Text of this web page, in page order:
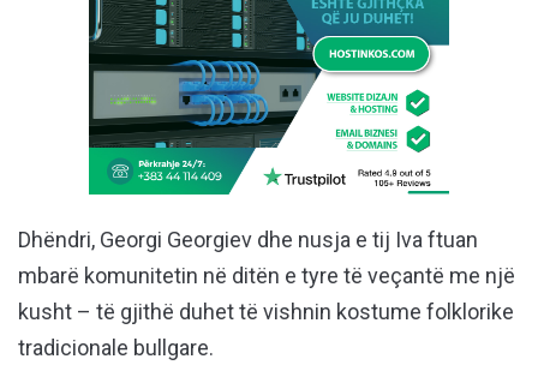
Dhëndri, Georgi Georgiev dhe nusja e tij Iva ftuan
mbarë komunitetin në ditën e tyre të veçantë me një
kusht – të gjithë duhet të vishnin kostume folklorike
tradicionale bullgare.